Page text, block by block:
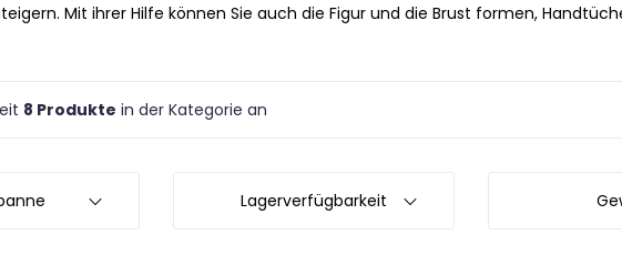
Mit ihrer Hilfe können Sie auch die Figur und die Brust formen,
8 Produkte in der Kategorie an
Lagerverfügbarkeit